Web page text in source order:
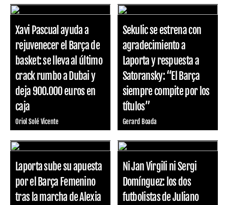
Xavi Pascual ayuda a
rejuvenecer el Barça de
basket: se lleva al último
crack rumbo a Dubai y
deja 900.000 euros en
caja
Oriol Solé Vicente
Sekulic se estrena con
agradecimiento a
Laporta y respuesta a
Satoransky: “El Barça
siempre compite por los
títulos”
Gerard Boada
Laporta sube su apuesta
por el Barça Femenino
tras la marcha de Alexia
Ni Jan Virgili ni Sergi
Domínguez: los dos
futbolistas de Juliano